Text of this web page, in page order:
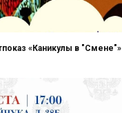
«Каникулы в "Смене"»